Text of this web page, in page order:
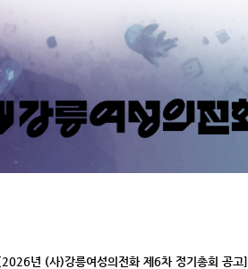
년 (사)강릉여성의전화 제6차 정기총회 공고]